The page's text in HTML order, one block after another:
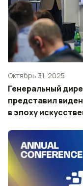
Октябрь 31, 2025
Генеральный
представил
в эпоху